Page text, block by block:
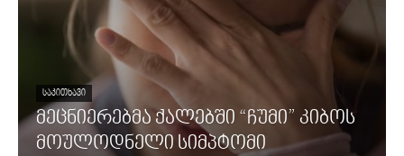
ᲡᲐᲙᲘᲗᲮᲐᲕᲘ
მეცნიერებმა ქალებში “ჩუმი” კიბოს
მოულოდნელი სიმპტომი